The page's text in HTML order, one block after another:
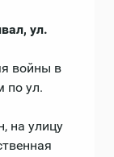
ул.
войны в
по ул.
на улицу